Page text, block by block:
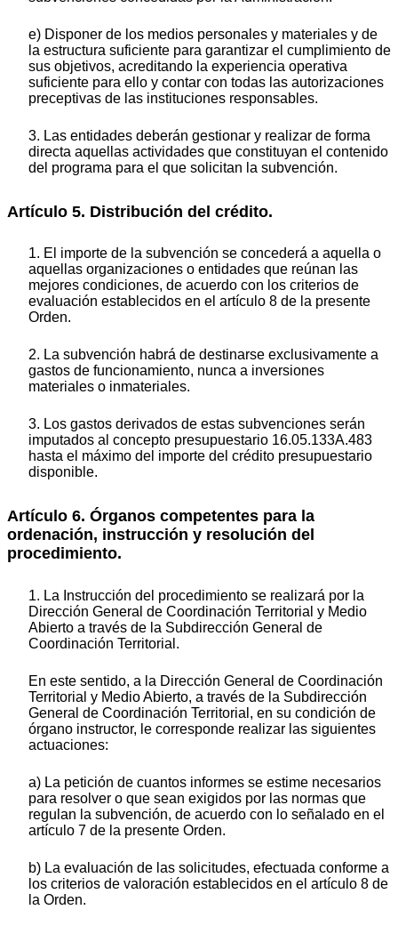
e) Disponer de los medios personales y materiales y de
la estructura suficiente para garantizar el cumplimiento de
sus objetivos, acreditando la experiencia operativa
suficiente para ello y contar con todas las autorizaciones
preceptivas de las instituciones responsables.
3. Las entidades deberán gestionar y realizar de forma
directa aquellas actividades que constituyan el contenido
del programa para el que solicitan la subvención.
Artículo 5. Distribución del crédito.
1. El importe de la subvención se concederá a aquella o
aquellas organizaciones o entidades que reúnan las
mejores condiciones, de acuerdo con los criterios de
evaluación establecidos en el artículo 8 de la presente
Orden.
2. La subvención habrá de destinarse exclusivamente a
gastos de funcionamiento, nunca a inversiones
materiales o inmateriales.
3. Los gastos derivados de estas subvenciones serán
imputados al concepto presupuestario 16.05.133A.483
hasta el máximo del importe del crédito presupuestario
disponible.
Artículo 6. Órganos competentes para la
ordenación, instrucción y resolución del
procedimiento.
1. La Instrucción del procedimiento se realizará por la
Dirección General de Coordinación Territorial y Medio
Abierto a través de la Subdirección General de
Coordinación Territorial.
En este sentido, a la Dirección General de Coordinación
Territorial y Medio Abierto, a través de la Subdirección
General de Coordinación Territorial, en su condición de
órgano instructor, le corresponde realizar las siguientes
actuaciones:
a) La petición de cuantos informes se estime necesarios
para resolver o que sean exigidos por las normas que
regulan la subvención, de acuerdo con lo señalado en el
artículo 7 de la presente Orden.
b) La evaluación de las solicitudes, efectuada conforme a
los criterios de valoración establecidos en el artículo 8 de
la Orden.